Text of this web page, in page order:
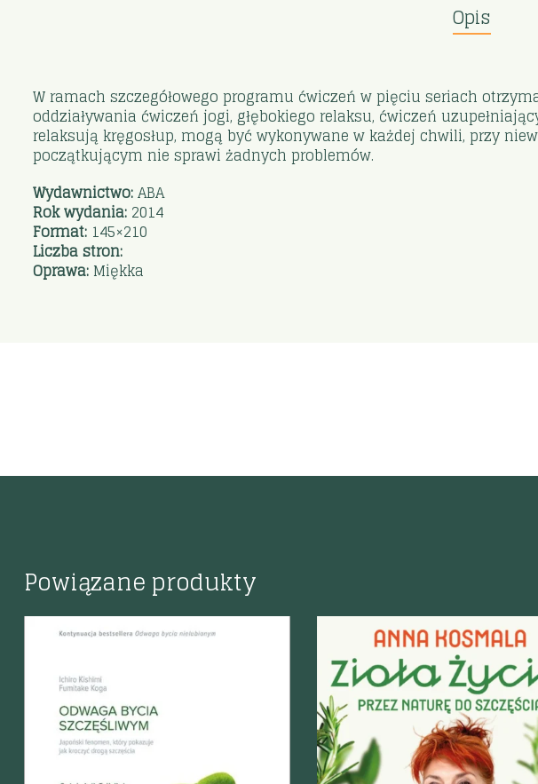
Opis
W ramach szczegółowego programu ćwiczeń w pięciu seriach
oddziaływania ćwiczeń jogi, głębokiego relaksu, ćwiczeń
relaksują kręgosłup, mogą być wykonywane w każdej chwili, przy
początkującym nie sprawi żadnych problemów.
Wydawnictwo:ABA
Rok wydania: 2014
Format: 145×210
Liczba stron:
Oprawa: Miękka
Powiązane produkty